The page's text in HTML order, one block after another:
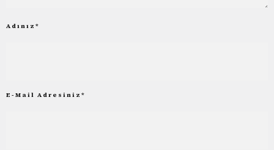
Adınız *
E-Mail Adresiniz *